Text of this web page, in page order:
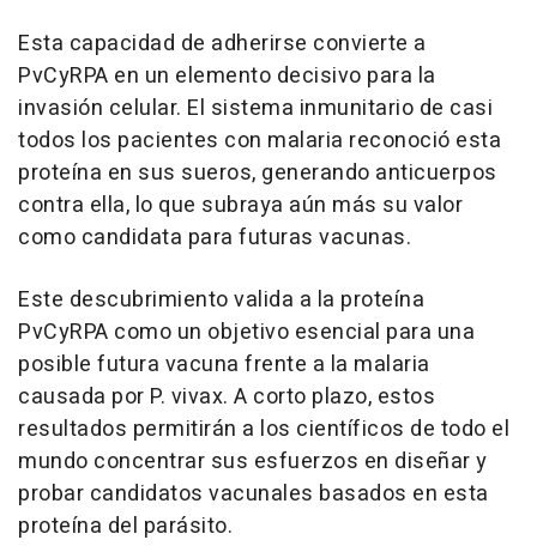
Esta capacidad de adherirse convierte a
PvCyRPA en un elemento decisivo para la
invasión celular. El sistema inmunitario de casi
todos los pacientes con malaria reconoció esta
proteína en sus sueros, generando anticuerpos
contra ella, lo que subraya aún más su valor
como candidata para futuras vacunas.
Este descubrimiento valida a la proteína
PvCyRPA como un objetivo esencial para una
posible futura vacuna frente a la malaria
causada por P. vivax. A corto plazo, estos
resultados permitirán a los científicos de todo el
mundo concentrar sus esfuerzos en diseñar y
probar candidatos vacunales basados en esta
proteína del parásito.